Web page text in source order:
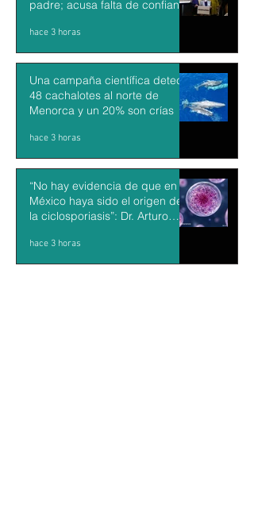
padre; acusa falta de confianza
hace 3 horas
Una campaña científica detecta
48 cachalotes al norte de
Menorca y un 20% son crías
hace 3 horas
“No hay evidencia de que en
México haya sido el origen de
la ciclosporiasis”: Dr. Arturo
hace 3 horas